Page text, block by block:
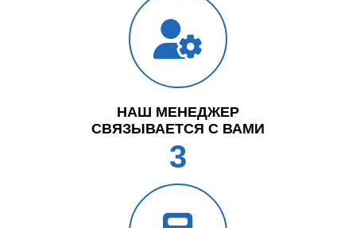
НАШ МЕНЕДЖЕР
СВЯЗЫВАЕТСЯ С ВАМИ
3